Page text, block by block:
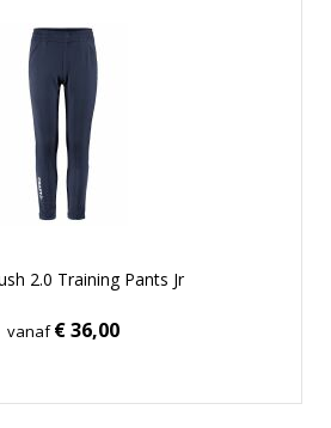
2.0 Training Pants Jr
vanaf€ 36,00